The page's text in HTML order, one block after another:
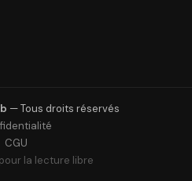
— Tous droits réservés
CGU
pour la lecture libre